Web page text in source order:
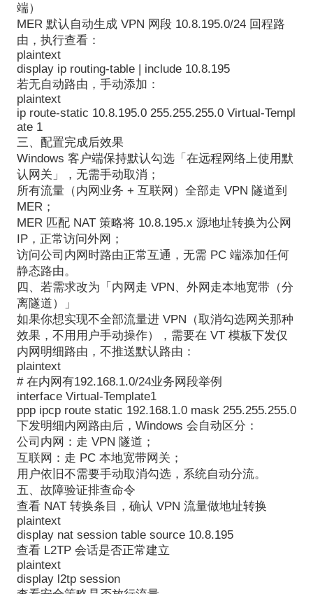
端）
MER 默认自动生成 VPN 网段 10.8.195.0/24 回程路
由，执行查看：
plaintext
display ip routing-table | include 10.8.195
若无自动路由，手动添加：
plaintext
ip route-static 10.8.195.0 255.255.255.0 Virtual-Templ
ate 1
三、配置完成后效果
Windows 客户端保持默认勾选「在远程网络上使用默
认网关」，无需手动取消；
所有流量（内网业务 + 互联网）全部走 VPN 隧道到
MER；
MER 匹配 NAT 策略将 10.8.195.x 源地址转换为公网
IP，正常访问外网；
访问公司内网时路由正常互通，无需 PC 端添加任何
静态路由。
四、若需求改为「内网走 VPN、外网走本地宽带（分
离隧道）」
如果你想实现不全部流量进 VPN（取消勾选网关那种
效果，不用用户手动操作），需要在 VT 模板下发仅
内网明细路由，不推送默认路由：
plaintext
# 在内网有192.168.1.0/24业务网段举例
interface Virtual-Template1
ppp ipcp route static 192.168.1.0 mask 255.255.255.0
下发明细内网路由后，Windows 会自动区分：
公司内网：走 VPN 隧道；
互联网：走 PC 本地宽带网关；
用户依旧不需要手动取消勾选，系统自动分流。
五、故障验证排查命令
查看 NAT 转换条目，确认 VPN 流量做地址转换
plaintext
display nat session table source 10.8.195
查看 L2TP 会话是否正常建立
plaintext
display l2tp session